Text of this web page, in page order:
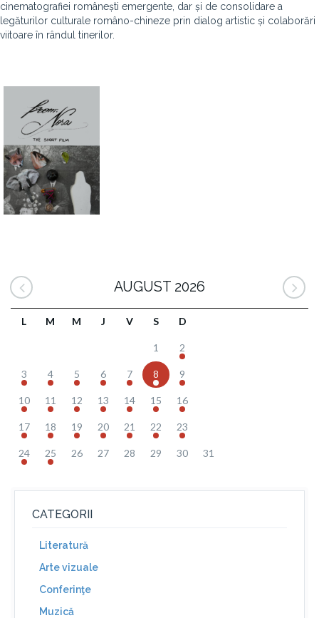
cinematografiei românești emergente, dar și de consolidare a
legăturilor culturale româno-chineze prin dialog artistic și colaborări
viitoare în rândul tinerilor.
AUGUST 2026
L M M J V S D
1 2
3 4 5 6 7 8 9
10 11 12 13 14 15 16
17 18 19 20 21 22 23
24 25 26 27 28 29 30 31
CATEGORII
Literatură
Arte vizuale
Conferinţe
Muzică